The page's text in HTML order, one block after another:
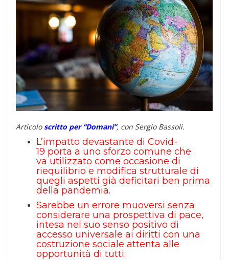
Articolo scritto per “Domani”, con Sergio Bassoli.
L’impatto devastante di Covid-
19 porta a uno sforzo comune che
va utilizzato come occasione di
riequilibrio e modifica strutturale di
quegli aspetti già deficitari ben prima
della pandemia.
Sarebbe un errore muoversi senza
considerare una prospettiva di pace,
intesa nel suo senso positivo di
accesso universale ai diritti con una
costruzione sociale attenta alle
opportunità di tutti.